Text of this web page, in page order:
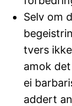
Selv om
tvers
amok
ei
addert